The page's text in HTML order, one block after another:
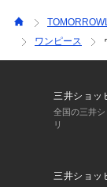
取り除く場合は
トしてください。
ワンピース
三井ショッ
全国の三井
リ
三井ショッ